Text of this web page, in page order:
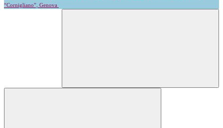
“Cornigliano”, Genova